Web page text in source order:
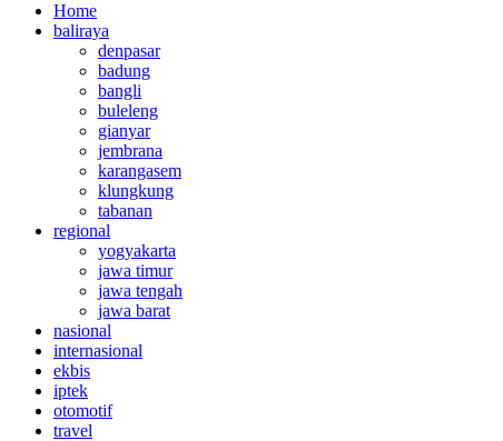
Home
baliraya
denpasar
badung
bangli
buleleng
gianyar
jembrana
karangasem
klungkung
tabanan
regional
yogyakarta
jawa timur
jawa tengah
jawa barat
nasional
internasional
ekbis
iptek
otomotif
travel